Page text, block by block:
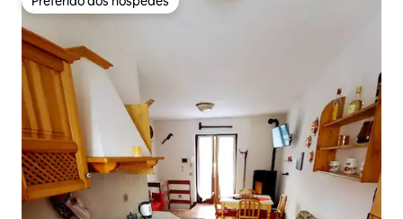
Preferido dos hóspedes